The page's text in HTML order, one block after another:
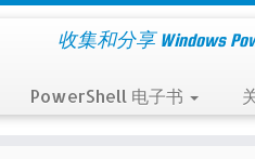
收集和分享 Windows
PowerShell 电子书